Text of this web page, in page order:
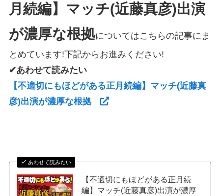
月続編】マッチ(近藤真彦)出演
が濃厚な根拠についてはこちらの記事にま
とめています!下記からお進みください!
✔あわせて読みたい
【不適切にもほどがある正月続編】マッチ(近藤真
彦)出演が濃厚な根拠
あわせて読みたい
【不適切にもほどがある正月続
編】マッチ(近藤真彦)出演が濃厚